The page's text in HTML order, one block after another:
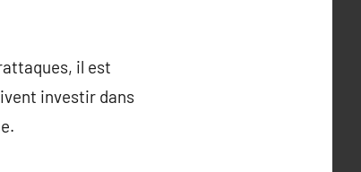
il est
investir dans